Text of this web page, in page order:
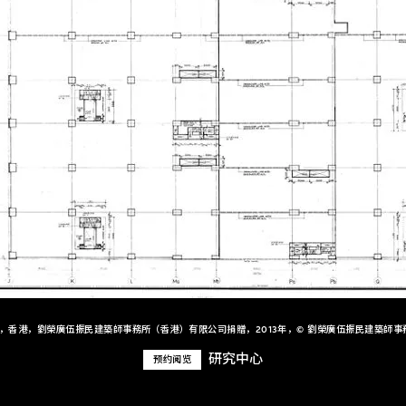
香港，劉榮廣伍振民建築師事務所（香港）有限公司捐贈，2013年，© 劉榮廣伍振民建築師事
预约阅览 研究中心